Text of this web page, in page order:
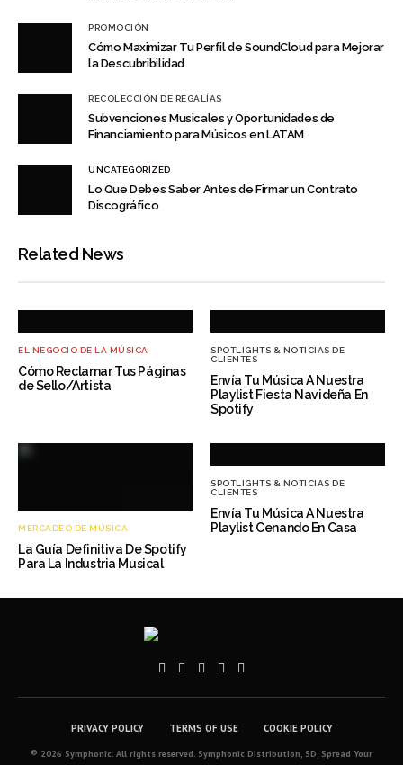
PROMOCIÓN
Cómo Maximizar Tu Perfil de SoundCloud para Mejorar
la Descubribilidad
RECOLECCIÓN DE REGALÍAS
Subvenciones Musicales y Oportunidades de
Financiamiento para Músicos en LATAM
UNCATEGORIZED
Lo Que Debes Saber Antes de Firmar un Contrato
Discográfico
Related News
EL NEGOCIO DE LA MÚSICA
Cómo Reclamar Tus Páginas
de Sello/Artista
SPOTLIGHTS & NOTICIAS DE
CLIENTES
Envía Tu Música A Nuestra
Playlist Fiesta Navideña En
Spotify
MERCADEO DE MÚSICA
La Guía Definitiva De Spotify
Para La Industria Musical
SPOTLIGHTS & NOTICIAS DE
CLIENTES
Envía Tu Música A Nuestra
Playlist Cenando En Casa
PRIVACY POLICY TERMS OF USE COOKIE POLICY
® 2026 Symphonic. All rights reserved. Symphonic Distribution, SD, Spread Your